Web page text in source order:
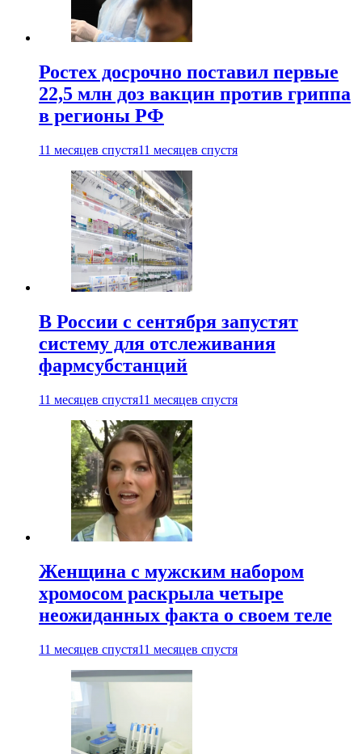
Ростех досрочно поставил первые
22,5 млн доз вакцин против гриппа
в регионы РФ
11 месяцев спустя11 месяцев спустя
В России с сентября запустят
систему для отслеживания
фармсубстанций
11 месяцев спустя11 месяцев спустя
Женщина с мужским набором
хромосом раскрыла четыре
неожиданных факта о своем теле
11 месяцев спустя11 месяцев спустя